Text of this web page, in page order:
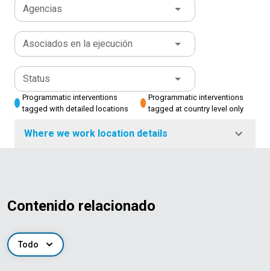
Agencias
Asociados en la ejecución
Status
Programmatic interventions
tagged with detailed locations
Programmatic interventions
tagged at country level only
Where we work location details
Contenido relacionado
Todo